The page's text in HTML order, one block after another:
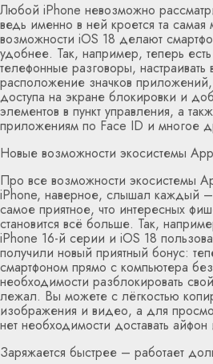
Любой iPhone невозможно
ведь именно в ней кроется та самая
возможности iOS 18 делают
удобнее. Так, например, теперь
телефонные разговоры,
расположение значков
доступа на экране блокировки и
элементов в пункт управления, а
приложениям по Face ID и многое
Новые возможности экосистемы
Про все возможности экосистемы
iPhone, наверное, слышал каждый
самое приятное, что интересных
становится всё больше. Так,
iPhone 16-й серии и iOS 18
получили новый приятный бонус:
смартфоном прямо с компьютера
необходимости разблокировать
лежал. Вы можете с лёгкостью
изображения и видео, а для
нет необходимости доставать
Заряжается быстрее – работает